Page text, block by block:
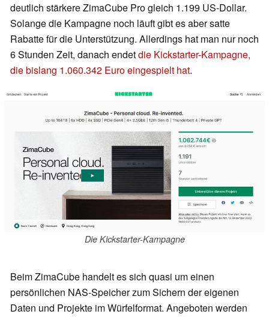
deutlich stärkere ZimaCube Pro gleich 1.199 US-Dollar.
Solange die Kampagne noch läuft gibt es aber satte
Rabatte für die Unterstützung. Allerdings hat man nur noch
6 Stunden Zeit, danach endetdie Kickstarter-Kampagne,
die bislang 1.060.342 Euro eingespielt hat.
Die Kickstarter-Kampagne
Beim ZimaCube handelt es sich quasi um einen
persönlichen NAS-Speicher zum Sichern der eigenen
Daten und Projekte im Würfelformat. Angeboten werden